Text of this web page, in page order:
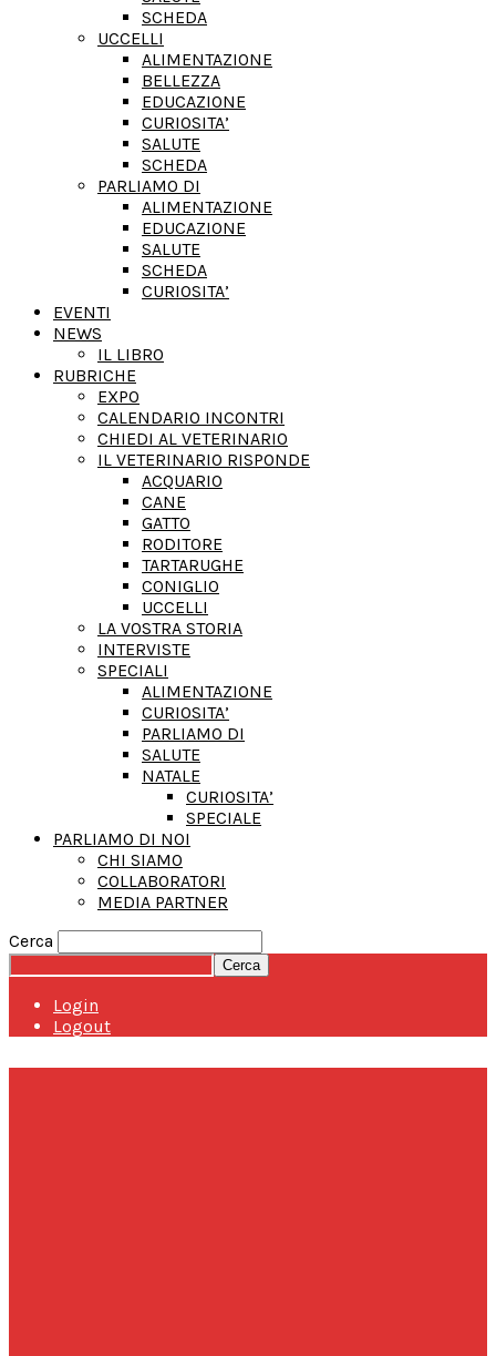
SCHEDA
UCCELLI
ALIMENTAZIONE
BELLEZZA
EDUCAZIONE
CURIOSITA’
SALUTE
SCHEDA
PARLIAMO DI
ALIMENTAZIONE
EDUCAZIONE
SALUTE
SCHEDA
CURIOSITA’
EVENTI
NEWS
IL LIBRO
RUBRICHE
EXPO
CALENDARIO INCONTRI
CHIEDI AL VETERINARIO
IL VETERINARIO RISPONDE
ACQUARIO
CANE
GATTO
RODITORE
TARTARUGHE
CONIGLIO
UCCELLI
LA VOSTRA STORIA
INTERVISTE
SPECIALI
ALIMENTAZIONE
CURIOSITA’
PARLIAMO DI
SALUTE
NATALE
CURIOSITA’
SPECIALE
PARLIAMO DI NOI
CHI SIAMO
COLLABORATORI
MEDIA PARTNER
Cerca
Login
Logout